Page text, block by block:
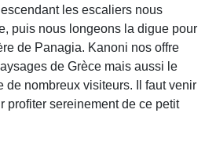
les escaliers nous
puis nous longeons la digue pour
de Panagia. Kanoni nos offre
de Grèce mais aussi le
de nombreux visiteurs. Il faut venir
profiter sereinement de ce petit